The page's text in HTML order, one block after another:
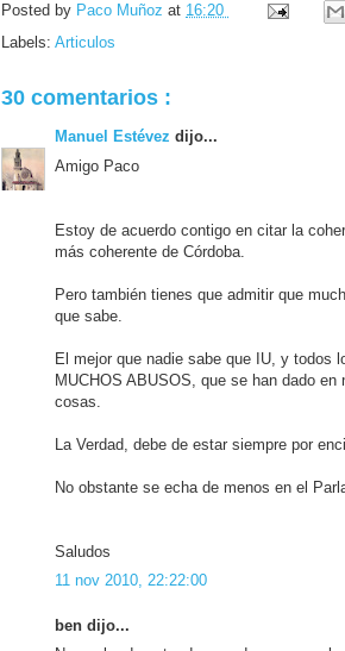
Posted by Paco Muñoz at 16:20
Labels: Articulos
30 comentarios :
Manuel Estévez dijo...
Amigo Paco
Estoy de acuerdo contigo en citar la
más coherente de Córdoba.
Pero también tienes que admitir que
que sabe.
El mejor que nadie sabe que IU, y todos
MUCHOS ABUSOS, que se han dado
cosas.
La Verdad, debe de estar siempre por
No obstante se echa de menos en el
Saludos
11 nov 2010, 22:22:00
ben dijo...